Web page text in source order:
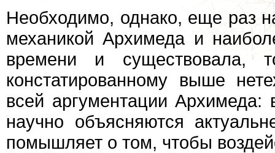
Необходимо, однако, еще раз
механикой Архимеда и
времени и существовала,
констатированному выше
всей аргументации Архимеда:
научно объясняются
помышляет о том, чтобы